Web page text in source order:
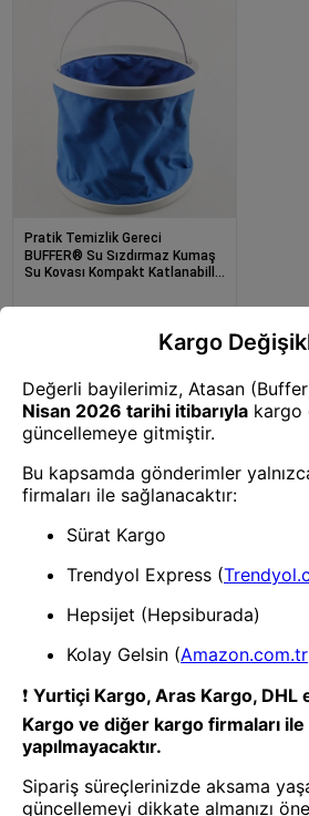
Pratik Temizlik Gereci
BUFFER® Su Sızdırmaz Kumaş
Su Kovası Kompakt Katlanabillir
- Yenilik ve
daha
yönetin!
App Store Google